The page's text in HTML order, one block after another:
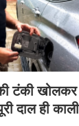
टंकी
दाल ही